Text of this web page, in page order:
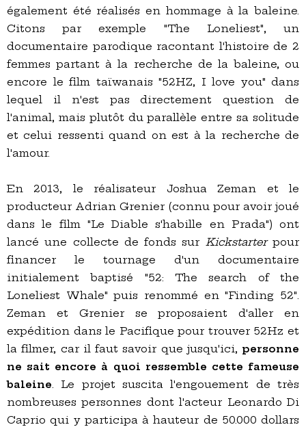
également été réalisés en hommage à la baleine.
Citons par exemple "The Loneliest", un
documentaire parodique racontant l'histoire de 2
femmes partant à la recherche de la baleine, ou
encore le film taïwanais "52HZ, I love you" dans
lequel il n'est pas directement question de
l'animal, mais plutôt du parallèle entre sa solitude
et celui ressenti quand on est à la recherche de
l'amour.
En 2013, le réalisateur Joshua Zeman et le
producteur Adrian Grenier (connu pour avoir joué
dans le film "Le Diable s'habille en Prada") ont
lancé une collecte de fonds sur Kickstarterpour
financer le tournage d'un documentaire
initialement baptisé "52: The search of the
Loneliest Whale" puis renommé en "Finding 52".
Zeman et Grenier se proposaient d'aller en
expédition dans le Pacifique pour trouver 52Hz et
la filmer, car il faut savoir que jusqu'ici, personne
ne sait encore à quoi ressemble cette fameuse
baleine . Le projet suscita l'engouement de très
nombreuses personnes dont l'acteur Leonardo Di
Caprio qui y participa à hauteur de 50.000 dollars